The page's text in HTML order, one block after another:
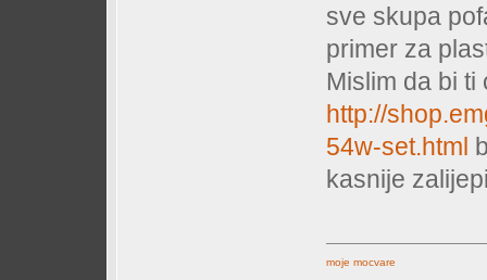
sve skupa
primer za
Mislim da bi
http://
54w-set.html
kasnije
moje mocvare